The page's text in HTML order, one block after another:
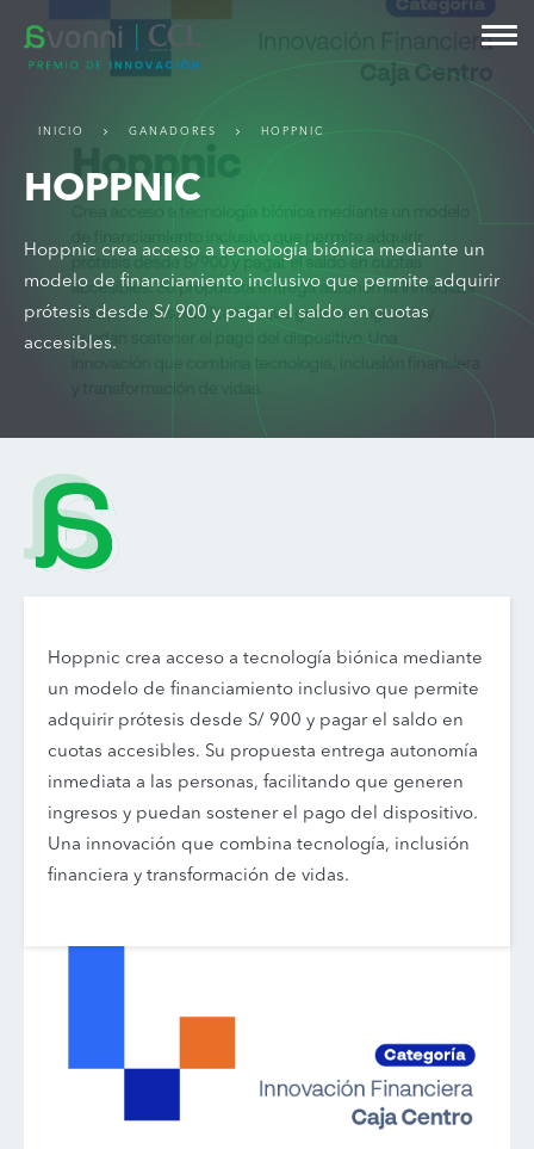
INICIO GANADORES HOPPNIC
HOPPNIC
Hoppnic crea acceso a tecnología biónica mediante un
modelo de financiamiento inclusivo que permite adquirir
prótesis desde S/ 900 y pagar el saldo en cuotas
accesibles.
Hoppnic crea acceso a tecnología biónica mediante
un modelo de financiamiento inclusivo que permite
adquirir prótesis desde S/ 900 y pagar el saldo en
cuotas accesibles. Su propuesta entrega autonomía
inmediata a las personas, facilitando que generen
ingresos y puedan sostener el pago del dispositivo.
Una innovación que combina tecnología, inclusión
financiera y transformación de vidas.